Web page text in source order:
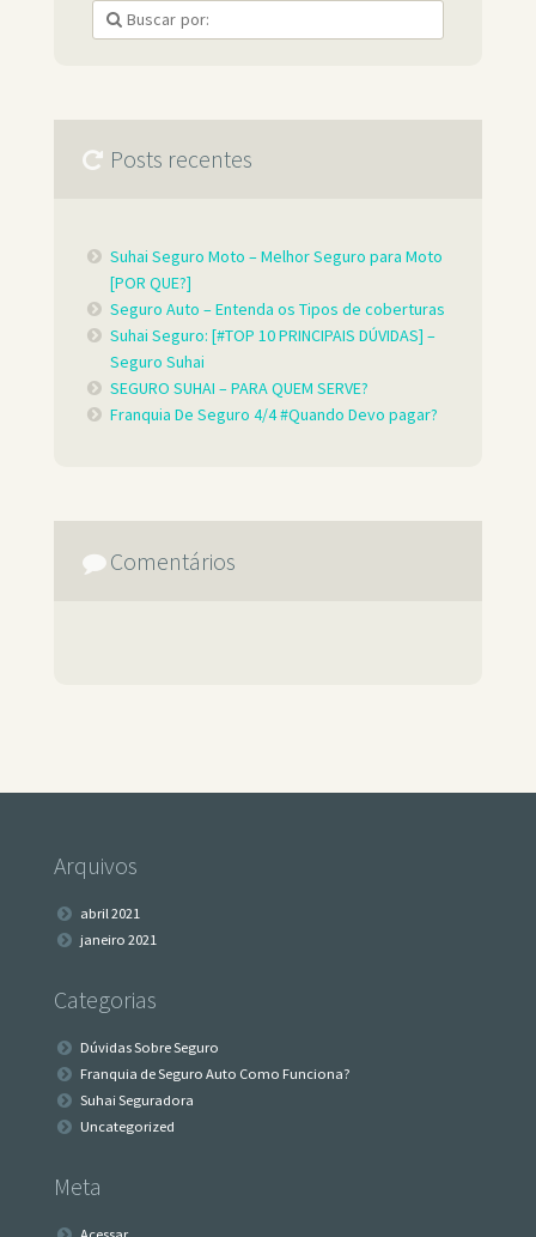
Posts recentes
Suhai Seguro Moto – Melhor Seguro para Moto
[POR QUE?]
Seguro Auto – Entenda os Tipos de coberturas
Suhai Seguro: [#TOP 10 PRINCIPAIS DÚVIDAS] –
Seguro Suhai
SEGURO SUHAI – PARA QUEM SERVE?
Franquia De Seguro 4/4 #Quando Devo pagar?
Comentários
Arquivos
abril 2021
janeiro 2021
Categorias
Dúvidas Sobre Seguro
Franquia de Seguro Auto Como Funciona?
Suhai Seguradora
Uncategorized
Meta
Acessar